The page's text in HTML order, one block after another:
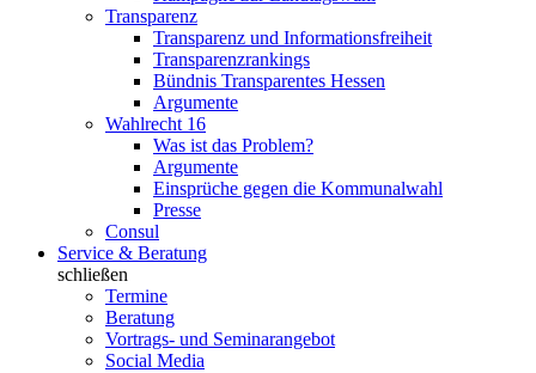
Transparenz
Transparenz und Informationsfreiheit
Transparenzrankings
Bündnis Transparentes Hessen
Argumente
Wahlrecht 16
Was ist das Problem?
Argumente
Einsprüche gegen die Kommunalwahl
Presse
Consul
Service & Beratung
schließen
Termine
Beratung
Vortrags- und Seminarangebot
Social Media